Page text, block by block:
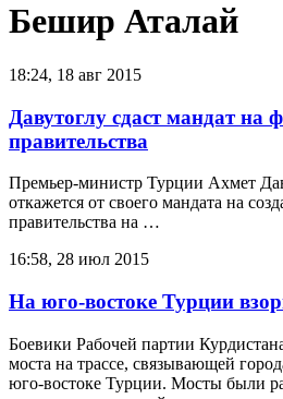
Бешир Аталай
18:24, 18 авг 2015
Давутоглу сдаст мандат на
правительства
Премьер-министр Турции Ахмет
откажется от своего мандата на
правительства на …
16:58, 28 июл 2015
На юго-востоке Турции
Боевики Рабочей партии
моста на трассе, связывающей
юго-востоке Турции. Мосты были